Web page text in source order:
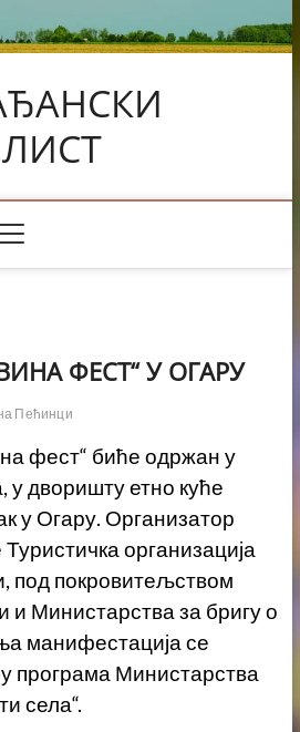
ЛИСТ
ФЕСТ“ У ОГАРУ
Пећинци
фест“ биће одржан у
у дворишту етно куће
у Огару. Организатор
организација
под покровитељством
Министарства за бригу о
манифестација се
програма Министарства
села“.